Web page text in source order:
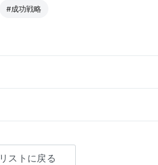
#成功戦略
リストに戻る